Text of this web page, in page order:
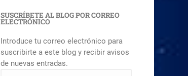
SUSCRÍBETE AL BLOG POR CORREO
ELECTRÓNICO
Introduce tu correo electrónico para
suscribirte a este blog y recibir avisos
de nuevas entradas.